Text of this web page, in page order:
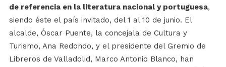
de referencia en la literatura nacional y portuguesa,
siendo éste el país invitado, del 1 al 10 de junio. El
alcalde, Óscar Puente, la concejala de Cultura y
Turismo, Ana Redondo, y el presidente del Gremio de
Libreros de Valladolid, Marco Antonio Blanco, han